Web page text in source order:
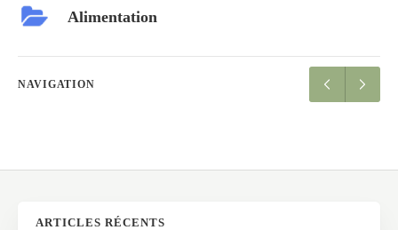
Alimentation
NAVIGATION
ARTICLES RÉCENTS